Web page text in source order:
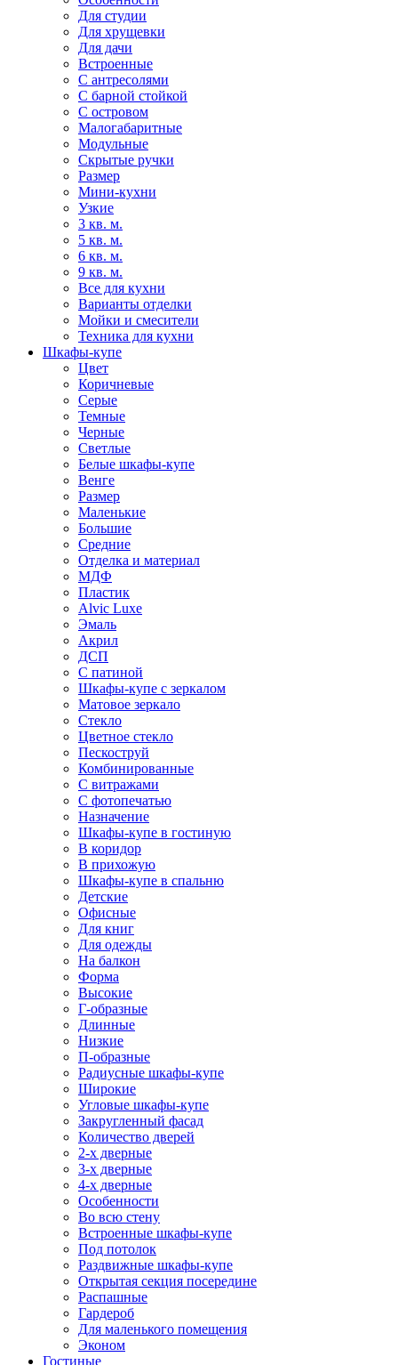
Для студии
Для хрущевки
Для дачи
Встроенные
С антресолями
С барной стойкой
С островом
Малогабаритные
Модульные
Скрытые ручки
Размер
Мини-кухни
Узкие
3 кв. м.
5 кв. м.
6 кв. м.
9 кв. м.
Все для кухни
Варианты отделки
Мойки и смесители
Техника для кухни
Шкафы-купе
Цвет
Коричневые
Серые
Темные
Черные
Светлые
Белые шкафы-купе
Венге
Размер
Маленькие
Большие
Средние
Отделка и материал
МДФ
Пластик
Alvic Luxe
Эмаль
Акрил
ДСП
С патиной
Шкафы-купе с зеркалом
Матовое зеркало
Стекло
Цветное стекло
Пескоструй
Комбинированные
С витражами
С фотопечатью
Назначение
Шкафы-купе в гостиную
В коридор
В прихожую
Шкафы-купе в спальню
Детские
Офисные
Для книг
Для одежды
На балкон
Форма
Высокие
Г-образные
Длинные
Низкие
П-образные
Радиусные шкафы-купе
Широкие
Угловые шкафы-купе
Закругленный фасад
Количество дверей
2-х дверные
3-х дверные
4-х дверные
Особенности
Во всю стену
Встроенные шкафы-купе
Под потолок
Раздвижные шкафы-купе
Открытая секция посередине
Распашные
Гардероб
Для маленького помещения
Эконом
Гостиные